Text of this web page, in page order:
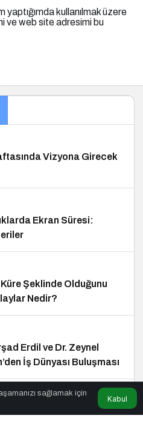
kullanılmak üzere
ve web site adresimi bu
Vizyona Girecek
Ekran Süresi:
Küre Şeklinde Olduğunu
Nedir?
Erdil ve Dr. Zeynel
İş Dünyası Buluşması
sağlamak için
Kabul